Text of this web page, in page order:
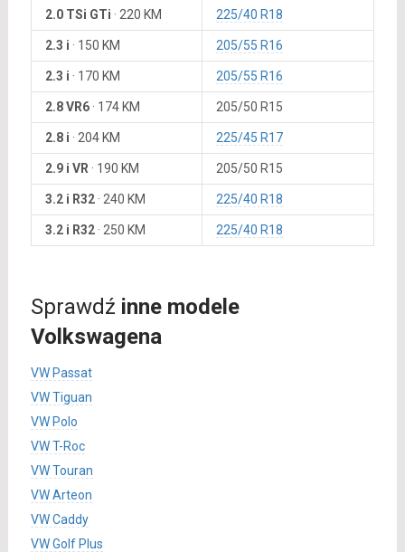
2.0 TSi GTi · 220 KM 225/40 R18
2.3 i · 150 KM 205/55 R16
2.3 i · 170 KM 205/55 R16
2.8 VR6· 174 KM 205/50 R15
2.8 i · 204 KM 225/45 R17
2.9 i VR · 190 KM 205/50 R15
3.2 i R32· 240 KM 225/40 R18
3.2 i R32· 250 KM 225/40 R18
Sprawdź inne modele
Volkswagena
VW Passat
VW Tiguan
VW Polo
VW T-Roc
VW Touran
VW Arteon
VW Caddy
VW Golf Plus